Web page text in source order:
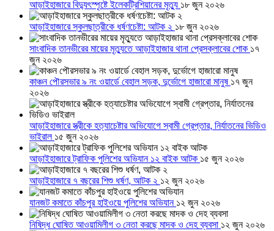
আড়াইহাজারে বিদ্যুৎস্পৃষ্টে ইলেকট্রিশিয়ানের মৃত্যু ১৮ জুন ২০২৬
আড়াইহাজারে স্কুলছাত্রীকে ধর্ষণচেষ্টা: আটক ২ ১৮ জুন ২০২৬
সাংবাদিক তানভীরের মায়ের মৃত্যুতে আড়াইহাজার থানা প্রেসক্লাবের শোক ১৭
জুন ২০২৬
কাঞ্চন পৌরসভার ৯ নং ওয়ার্ডে বেহাল সড়ক, দুর্ভোগে হাজারো মানুষ ১৭ জুন
২০২৬
আড়াইহাজারে স্ত্রীকে হত্যাচেষ্টার অভিযোগে স্বামী গ্রেপ্তার, নির্যাতনের ভিডিও
ভাইরাল ১৫ জুন ২০২৬
আড়াইহাজারে ট্রাফিক পুলিশের অভিযান ১২ বাইক আটক ১৫ জুন ২০২৬
আড়াইহাজারে ৭ বছরের শিশু ধর্ষণ, আটক ২ ১২ জুন ২০২৬
যানজট কমাতে কাঁচপুর হাইওয়ে পুলিশের অভিযান ১২ জুন ২০২৬
নিষিদ্ধ ঘোষিত আওয়ামিলীগ ৩ নেতা করছে মাদক ও দেহ ব্যবসা ১২ জুন ২০২৬